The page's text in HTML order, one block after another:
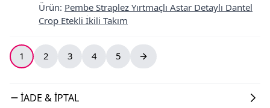
Ürün: Pembe Straplez Yırtmaçlı Astar Detaylı Dantel
Crop Etekli İkili Takım
1 2 3 4 5
İADE & İPTAL